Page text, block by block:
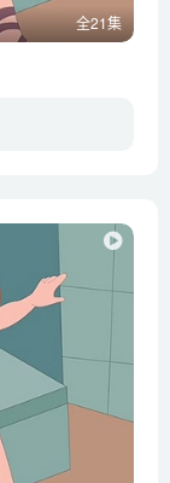
全21集